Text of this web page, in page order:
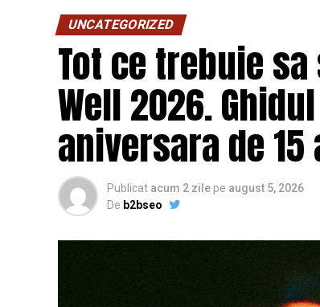
UNCATEGORIZED
Tot ce trebuie
Well 2026.
aniversara de 15
Publicat acum 2 zile pe august 5, 2026
De b2bseo